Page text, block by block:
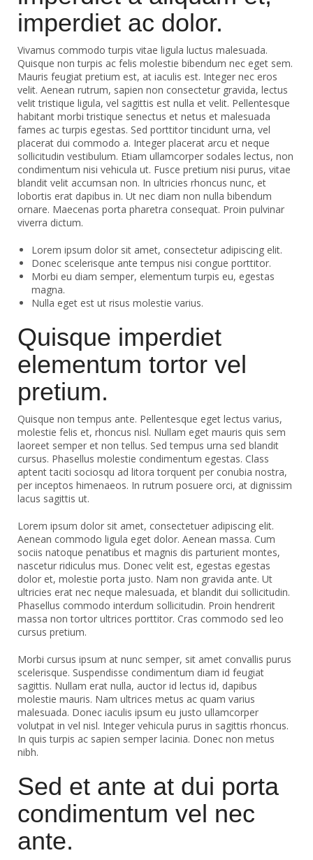
imperdiet ac dolor.
Vivamus commodo turpis vitae ligula luctus malesuada.
Quisque non turpis ac felis molestie bibendum nec eget sem.
Mauris feugiat pretium est, at iaculis est. Integer nec eros
velit. Aenean rutrum, sapien non consectetur gravida, lectus
velit tristique ligula, vel sagittis est nulla et velit. Pellentesque
habitant morbi tristique senectus et netus et malesuada
fames ac turpis egestas. Sed porttitor tincidunt urna, vel
placerat dui commodo a. Integer placerat arcu et neque
sollicitudin vestibulum. Etiam ullamcorper sodales lectus, non
condimentum nisi vehicula ut. Fusce pretium nisi purus, vitae
blandit velit accumsan non. In ultricies rhoncus nunc, et
lobortis erat dapibus in. Ut nec diam non nulla bibendum
ornare. Maecenas porta pharetra consequat. Proin pulvinar
viverra dictum.
Lorem ipsum dolor sit amet, consectetur adipiscing elit.
Donec scelerisque ante tempus nisi congue porttitor.
Morbi eu diam semper, elementum turpis eu, egestas
magna.
Nulla eget est ut risus molestie varius.
Quisque imperdiet
elementum tortor vel
pretium.
Quisque non tempus ante. Pellentesque eget lectus varius,
molestie felis et, rhoncus nisl. Nullam eget mauris quis sem
laoreet semper et non tellus. Sed tempus urna sed blandit
cursus. Phasellus molestie condimentum egestas. Class
aptent taciti sociosqu ad litora torquent per conubia nostra,
per inceptos himenaeos. In rutrum posuere orci, at dignissim
lacus sagittis ut.
Lorem ipsum dolor sit amet, consectetuer adipiscing elit.
Aenean commodo ligula eget dolor. Aenean massa. Cum
sociis natoque penatibus et magnis dis parturient montes,
nascetur ridiculus mus. Donec velit est, egestas egestas
dolor et, molestie porta justo. Nam non gravida ante. Ut
ultricies erat nec neque malesuada, et blandit dui sollicitudin.
Phasellus commodo interdum sollicitudin. Proin hendrerit
massa non tortor ultrices porttitor. Cras commodo sed leo
cursus pretium.
Morbi cursus ipsum at nunc semper, sit amet convallis purus
scelerisque. Suspendisse condimentum diam id feugiat
sagittis. Nullam erat nulla, auctor id lectus id, dapibus
molestie mauris. Nam ultrices metus ac quam varius
malesuada. Donec iaculis ipsum eu justo ullamcorper
volutpat in vel nisl. Integer vehicula purus in sagittis rhoncus.
In quis turpis ac sapien semper lacinia. Donec non metus
nibh.
Sed et ante at dui porta
condimentum vel nec
ante.